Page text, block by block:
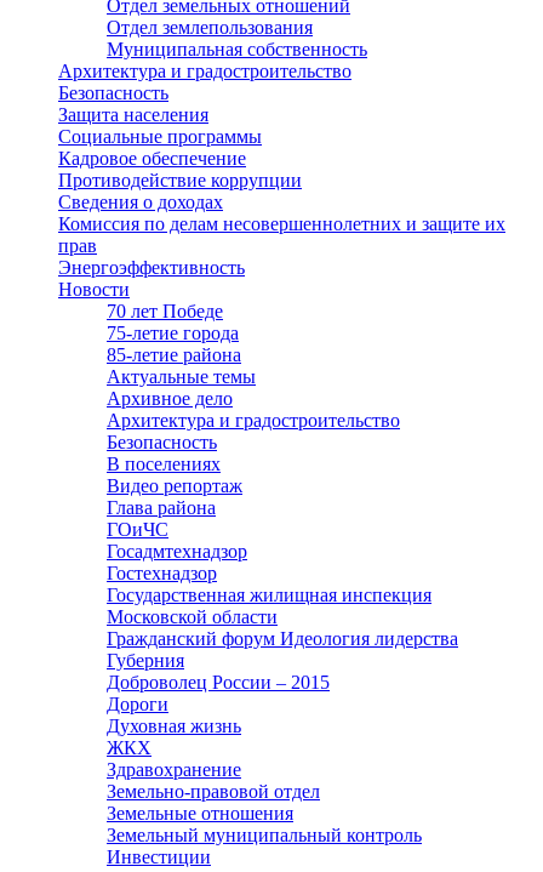
Отдел земельных отношений
Отдел землепользования
Муниципальная собственность
Архитектура и градостроительство
Безопасность
Защита населения
Социальные программы
Кадровое обеспечение
Противодействие коррупции
Сведения о доходах
Комиссия по делам несовершеннолетних и защите их
прав
Энергоэффективность
Новости
70 лет Победе
75-летие города
85-летие района
Актуальные темы
Архивное дело
Архитектура и градостроительство
Безопасность
В поселениях
Видео репортаж
Глава района
ГОиЧС
Госадмтехнадзор
Гостехнадзор
Государственная жилищная инспекция
Московской области
Гражданский форум Идеология лидерства
Губерния
Доброволец России – 2015
Дороги
Духовная жизнь
ЖКХ
Здравохранение
Земельно-правовой отдел
Земельные отношения
Земельный муниципальный контроль
Инвестиции